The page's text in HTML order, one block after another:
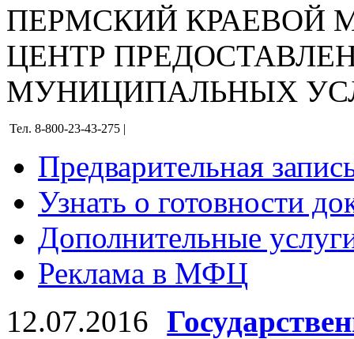
ПЕРМСКИЙ КРАЕВОЙ
ЦЕНТР
МУНИЦИПАЛЬНЫХ
Тел. 8-800-23-43-275 |
Предварительная
Узнать о готовности
Дополнительные
Реклама в МФЦ
12.07.2016